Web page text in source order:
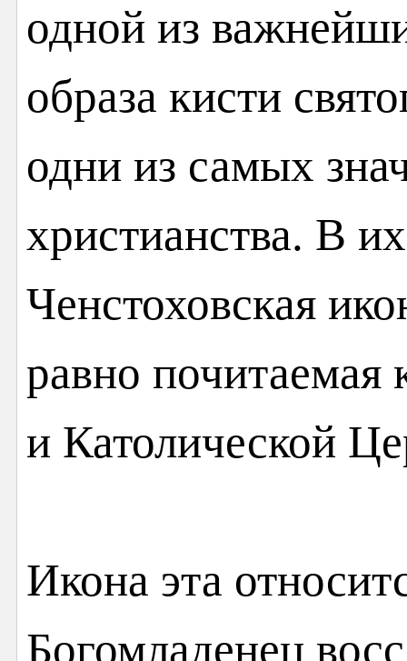
одной из
образа кисти
одни из самых
христианства. В
Ченстоховская
равно почитаемая
и Католической
Икона эта
Богомладенец